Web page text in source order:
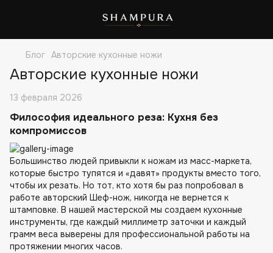
Блог Авторские кухонные ножи
Авторские кухонные ножи
13 февраля 2026
Философия идеального реза: Кухня без
компромиссов
Большинство людей привыкли к ножам из масс-маркета,
которые быстро тупятся и «давят» продукты вместо того,
чтобы их резать. Но тот, кто хотя бы раз попробовал в
работе авторский Шеф-нож, никогда не вернется к
штамповке. В нашей мастерской мы создаем кухонные
инструменты, где каждый миллиметр заточки и каждый
грамм веса выверены для профессиональной работы на
протяжении многих часов.